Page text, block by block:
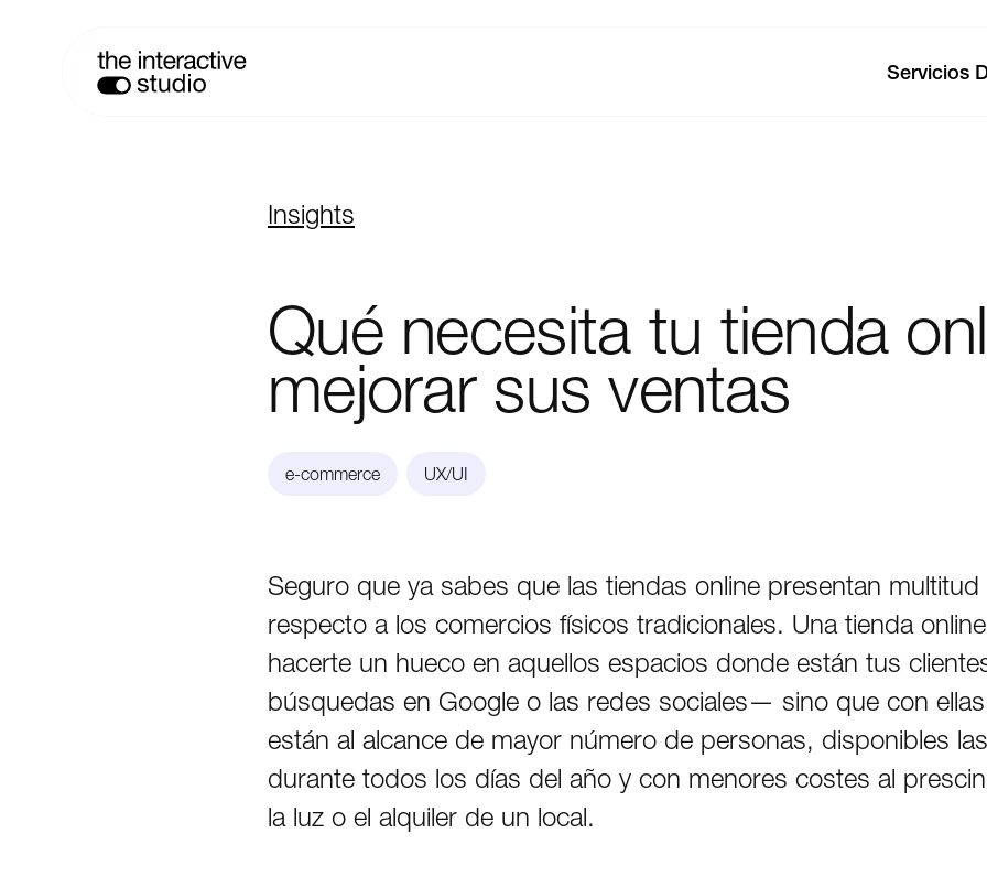
Servicios
Insights
Qué necesita tu tienda
mejorar sus ventas
e-commerce UX/UI
Seguro que ya sabes que las tiendas online presentan
respecto a los comercios físicos tradicionales. Una tienda
hacerte un hueco en aquellos espacios donde están tus
búsquedas en Google o las redes sociales— sino que con
están al alcance de mayor número de personas, disponibles
durante todos los días del año y con menores costes al
la luz o el alquiler de un local.